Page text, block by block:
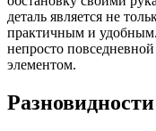
деталь является не
практичным и
непросто
элементом.